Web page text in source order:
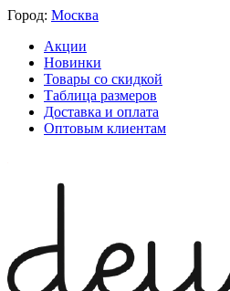
Город: Москва
Акции
Новинки
Товары со скидкой
Таблица размеров
Доставка и оплата
Оптовым клиентам